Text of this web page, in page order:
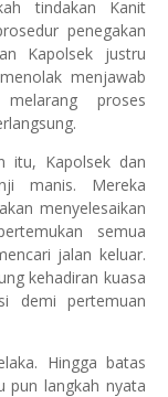
tindakan Kanit
penegakan
Kapolsek justru
menjawab
proses
itu, Kapolsek dan
manis. Mereka
menyelesaikan
semua
jalan keluar.
kehadiran kuasa
demi pertemuan
Hingga batas
pun langkah nyata